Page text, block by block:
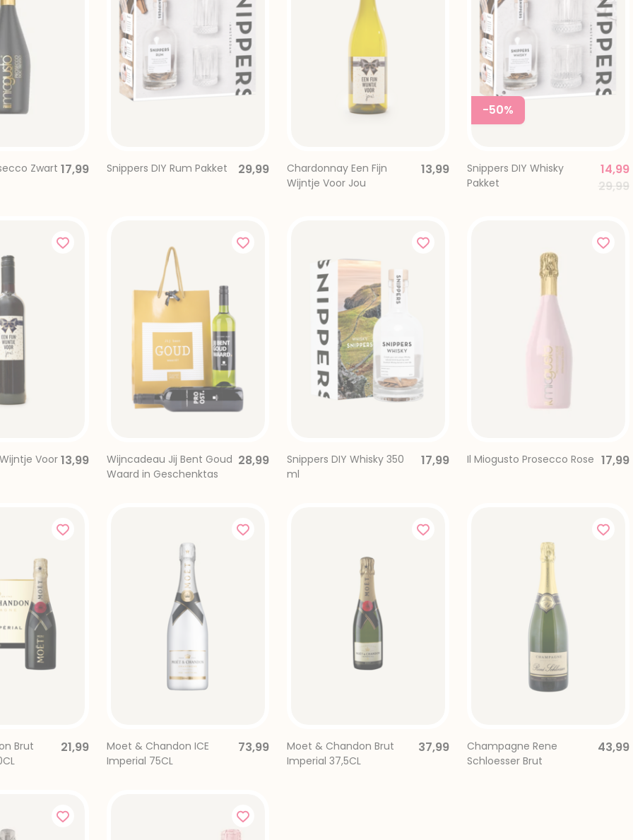
Zwart 17,99 Snippers DIY Rum Pakket 29,99
Chardonnay Een Fijn
Wijntje Voor Jou
13,99
-50%
Snippers DIY Whisky
Pakket
Price
29,99
14,99
Voor 13,99
Wijncadeau Jij Bent Goud
Waard in Geschenktas
28,99
Snippers DIY Whisky 350
ml
17,99 Il Miogusto Prosecco Rose 17,99
Brut
21,99
Moet & Chandon ICE
Imperial 75CL
73,99
Moet & Chandon Brut
Imperial 37,5CL
37,99
Champagne Rene
Schloesser Brut
43,99